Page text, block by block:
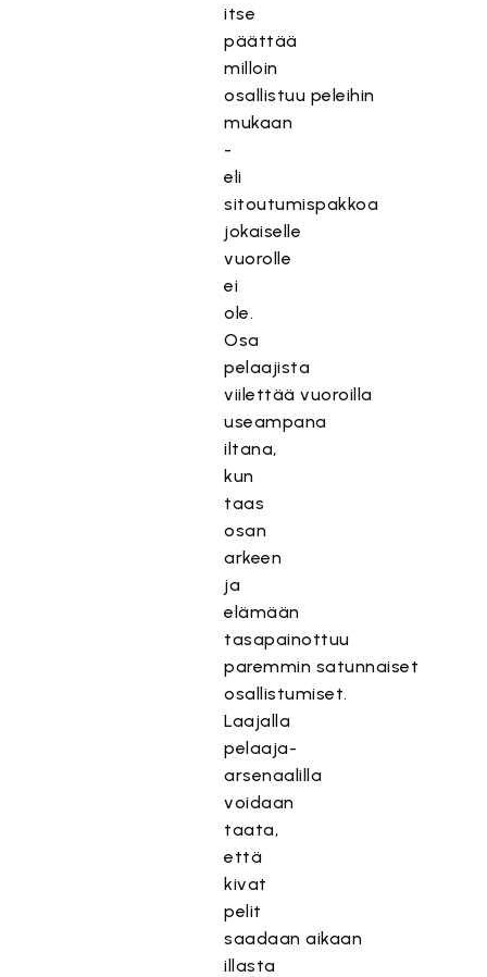
itse
päättää
milloin
osallistuu peleihin
mukaan
-
eli
sitoutumispakkoa
jokaiselle
vuorolle
ei
ole.
Osa
pelaajista
viilettää vuoroilla
useampana
iltana,
kun
taas
osan
arkeen
ja
elämään
tasapainottuu
paremmin satunnaiset
osallistumiset.
Laajalla
pelaaja-
arsenaalilla
voidaan
taata,
että
kivat
pelit
saadaan aikaan
illasta